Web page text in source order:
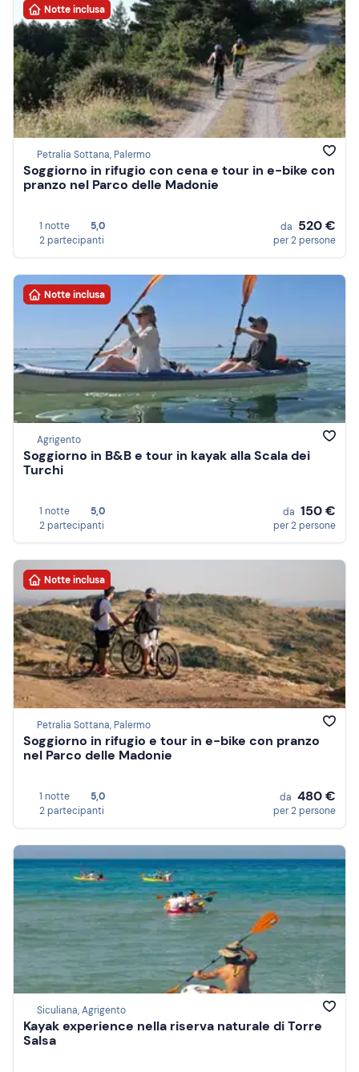
Notte inclusa
Petralia Sottana, Palermo
Soggiorno in rifugio con cena e tour in e-bike con
pranzo nel Parco delle Madonie
1 notte
5,0
2 partecipanti
da 520 €
per 2 persone
Notte inclusa
Agrigento
Soggiorno in B&B e tour in kayak alla Scala dei
Turchi
1 notte
5,0
2 partecipanti
da 150 €
per 2 persone
Notte inclusa
Petralia Sottana, Palermo
Soggiorno in rifugio e tour in e-bike con pranzo
nel Parco delle Madonie
1 notte
5,0
2 partecipanti
da 480 €
per 2 persone
Siculiana, Agrigento
Kayak experience nella riserva naturale di Torre
Salsa